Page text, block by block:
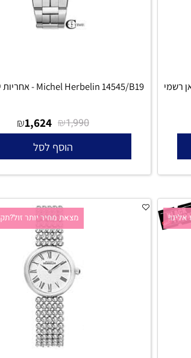
Michel Herbelin 14545/B19 - אחריות יבואן רשמי
מצאת מחיר יותר זול?תקשרו